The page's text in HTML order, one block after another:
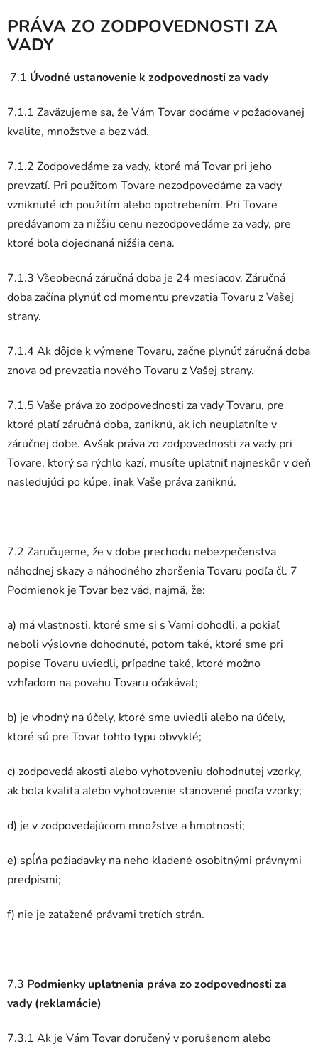
PRÁVA ZO ZODPOVEDNOSTI ZA
VADY
7.1 Úvodné ustanovenie k zodpovednosti za vady
7.1.1 Zaväzujeme sa, že Vám Tovar dodáme v požadovanej
kvalite, množstve a bez vád.
7.1.2 Zodpovedáme za vady, ktoré má Tovar pri jeho
prevzatí. Pri použitom Tovare nezodpovedáme za vady
vzniknuté ich použitím alebo opotrebením. Pri Tovare
predávanom za nižšiu cenu nezodpovedáme za vady, pre
ktoré bola dojednaná nižšia cena.
7.1.3 Všeobecná záručná doba je 24 mesiacov. Záručná
doba začína plynúť od momentu prevzatia Tovaru z Vašej
strany.
7.1.4 Ak dôjde k výmene Tovaru, začne plynúť záručná doba
znova od prevzatia nového Tovaru z Vašej strany.
7.1.5 Vaše práva zo zodpovednosti za vady Tovaru, pre
ktoré platí záručná doba, zaniknú, ak ich neuplatníte v
záručnej dobe. Avšak práva zo zodpovednosti za vady pri
Tovare, ktorý sa rýchlo kazí, musíte uplatniť najneskôr v deň
nasledujúci po kúpe, inak Vaše práva zaniknú.
7.2 Zaručujeme, že v dobe prechodu nebezpečenstva
náhodnej skazy a náhodného zhoršenia Tovaru podľa čl. 7
Podmienok je Tovar bez vád, najmä, že:
a) má vlastnosti, ktoré sme si s Vami dohodli, a pokiaľ
neboli výslovne dohodnuté, potom také, ktoré sme pri
popise Tovaru uviedli, prípadne také, ktoré možno
vzhľadom na povahu Tovaru očakávať;
b) je vhodný na účely, ktoré sme uviedli alebo na účely,
ktoré sú pre Tovar tohto typu obvyklé;
c) zodpovedá akosti alebo vyhotoveniu dohodnutej vzorky,
ak bola kvalita alebo vyhotovenie stanovené podľa vzorky;
d) je v zodpovedajúcom množstve a hmotnosti;
e) spĺňa požiadavky na neho kladené osobitnými právnymi
predpismi;
f) nie je zaťažené právami tretích strán.
7.3 Podmienky uplatnenia práva zo zodpovednosti za
vady (reklamácie)
7.3.1 Ak je Vám Tovar doručený v porušenom alebo